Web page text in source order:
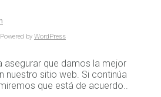
by WordPress
asegurar que damos la mejor
nuestro sitio web. Si continúa
que está de acuerdo..